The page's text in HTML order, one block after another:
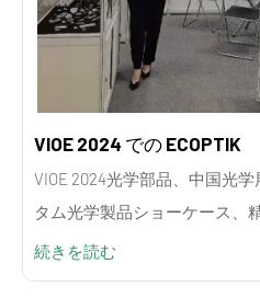
VIOE 2024 での ECOPTIK
VIOE 2024光学部品、中国光
タム光学製品ショーケース、
ント、光学ソリューション展示
続きを読む